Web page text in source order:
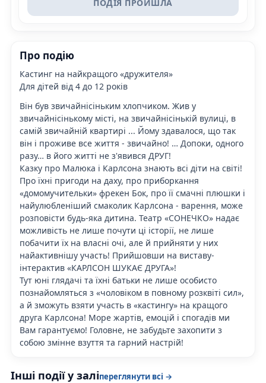
ПОДІЯ ПРОЙШЛА
Про подію
Кастинг на найкращого «дружителя»
Для дітей від 4 до 12 років
Він був звичайнісіньким хлопчиком. Жив у
звичайнісінькому місті, на звичайнісінькій вулиці, в
самій звичайній квартирі ... Йому здавалося, що так
він і проживе все життя - звичайно! … Допоки, одного
разу… в його житті не з'явився ДРУГ!
Казку про Малюка і Карлсона знають всі діти на світі!
Про їхні пригоди на даху, про приборкання
«домомучительки» фрекен Бок, про її смачні плюшки і
найулюбленіший смаколик Карлсона - варення, може
розповісти будь-яка дитина. Театр «СОНЕЧКО» надає
можливість не лише почути ці історії, не лише
побачити їх на власні очі, але й прийняти у них
найактивнішу участь! Прийшовши на виставу-
інтерактив «КАРЛСОН ШУКАЄ ДРУГА»!
Тут юні глядачі та їхні батьки не лише особисто
познайомляться з «чоловіком в повному розквіті сил»,
а й зможуть взяти участь в «кастингу» на кращого
друга Карлсона! Море жартів, емоцій і спогадів ми
Вам гарантуємо! Головне, не забудьте захопити з
собою змінне взуття та гарний настрій!
Інші події у заліпереглянути всі →